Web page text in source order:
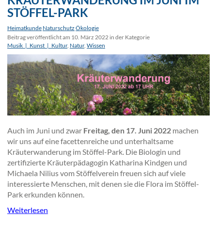
STÖFFEL-PARK
Heimatkunde Naturschutz Ökologie
Beitrag veröffentlicht am 10. März 2022 in der Kategorie
Musik_|_Kunst_|_Kultur, Natur, Wissen
Auch im Juni und zwar Freitag, den 17. Juni 2022 machen
wir uns auf eine facettenreiche und unterhaltsame
Kräuterwanderung im Stöffel-Park. Die Biologin und
zertifizierte Kräuterpädagogin Katharina Kindgen und
Michaela Nilius vom Stöffelverein freuen sich auf viele
interessierte Menschen, mit denen sie die Flora im Stöffel-
Park erkunden können.
Weiterlesen